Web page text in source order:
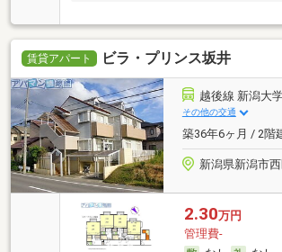
賃貸アパート ビラ・プリンス坂井
越後線 新潟大
その他の交通
築36年6ヶ月 / 2階
新潟県新潟市
2.30万円
管理費-